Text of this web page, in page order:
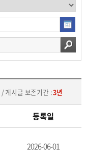
/ 게시글 보존기간 :3년
등록일
2026-06-01